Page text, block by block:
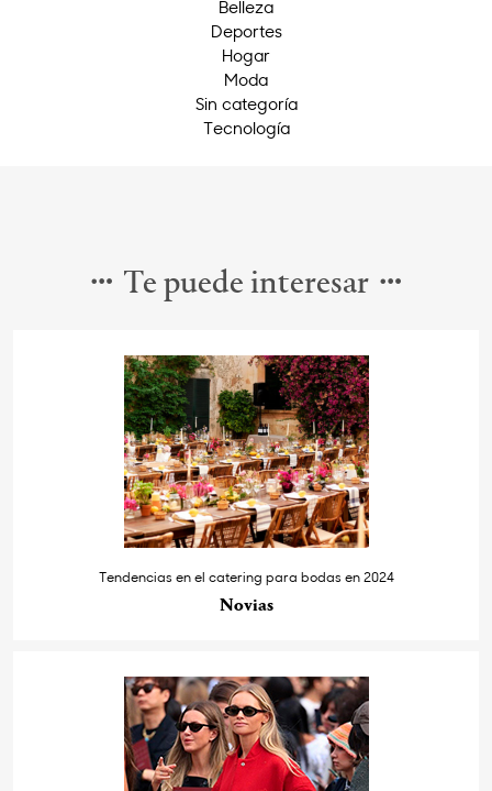
Belleza
Deportes
Hogar
Moda
Sin categoría
Tecnología
Te puede interesar
Tendencias en el catering para bodas en 2024
Novias